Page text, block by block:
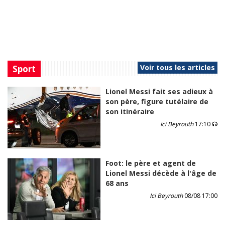
Sport Voir tous les articles
Lionel Messi fait ses adieux à
son père, figure tutélaire de
son itinéraire
Ici Beyrouth17:10
Foot: le père et agent de
Lionel Messi décède à l'âge de
68 ans
Ici Beyrouth08/08 17:00